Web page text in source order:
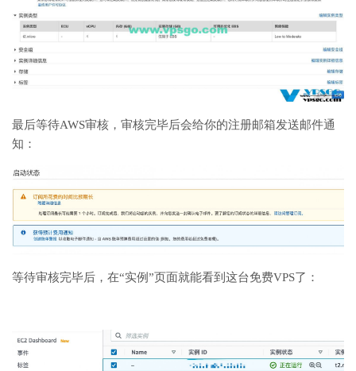
最后等待AWS审核，审核完毕后会给你的注册邮箱发送邮件通
知：
等待审核完毕后，在“实例”页面就能看到这台免费VPS了：